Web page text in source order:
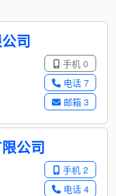
司
手机 0
电话 7
邮箱 3
公司
手机 2
电话 4